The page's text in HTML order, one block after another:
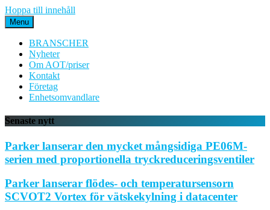
Hoppa till innehåll
Menu
BRANSCHER
Nyheter
Om AOT/priser
Kontakt
Företag
Enhetsomvandlare
Senaste nytt
Parker lanserar den mycket mångsidiga PE06M-
serien med proportionella tryckreduceringsventiler
Parker lanserar flödes- och temperatursensorn
SCVOT2 Vortex för vätskekylning i datacenter